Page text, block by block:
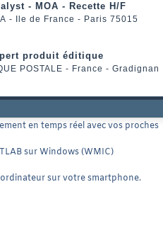
- MOA - Recette H/F
- Ile de France - Paris 75015
produit éditique
POSTALE - France - Gradignan
en temps réel avec vos proches
sur Windows (WMIC)
sur votre smartphone.